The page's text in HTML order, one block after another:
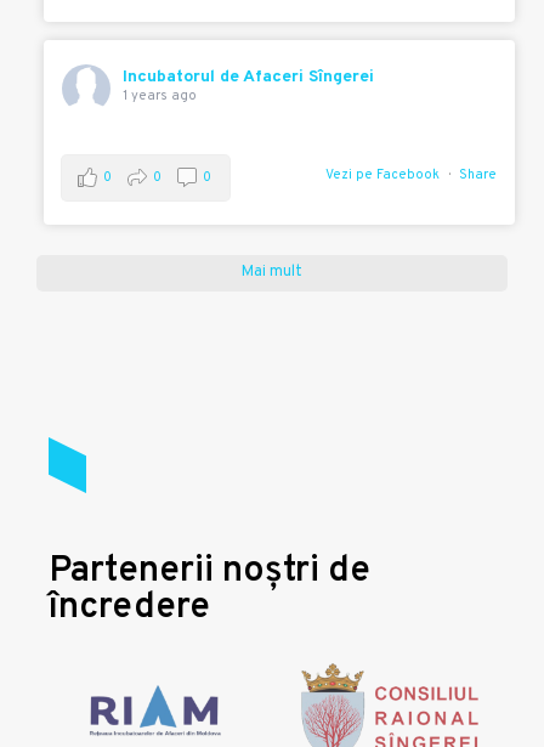
Incubatorul de Afaceri Sîngerei
1 years ago
Vezi pe Facebook Share
0 0 0
Mai mult
Partenerii noștri de
încredere